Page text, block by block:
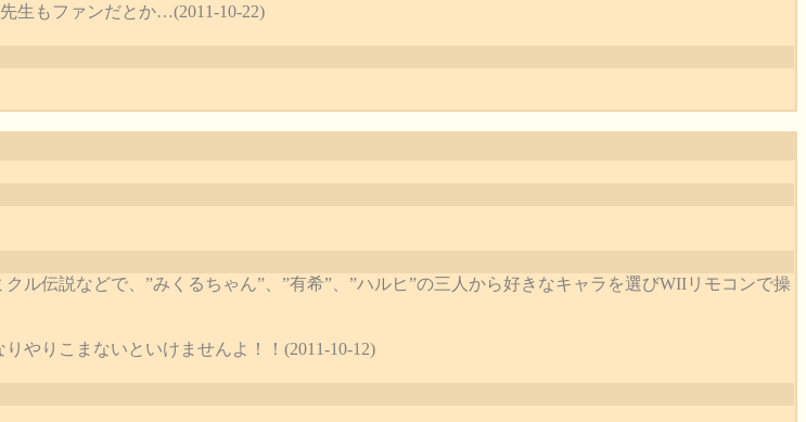
生もファンだとか…(2011-10-22)
ル伝説などで、”みくるちゃん”、”有希”、”ハルヒ”の三人から好きなキャラを選びWIIリモコンで操
やりこまないといけませんよ！！(2011-10-12)